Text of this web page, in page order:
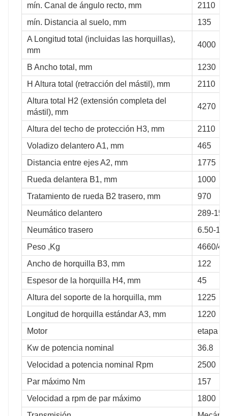
mín. Canal de ángulo recto, mm
2110
mín. Distancia al suelo, mm
135
A Longitud total (incluidas las horquillas),
mm
4000
B Ancho total, mm
1230
H Altura total (retracción del mástil), mm
2110
Altura total H2 (extensión completa del
mástil), mm
4270
Altura del techo de protección H3, mm
2110
Voladizo delantero A1, mm
465
Distancia entre ejes A2, mm
1775
Rueda delantera B1, mm
1000
Tratamiento de rueda B2 trasero, mm
970
Neumático delantero
289-15
Neumático trasero
6.50-10
Peso ,Kg
4660/
Ancho de horquilla B3, mm
122
Espesor de la horquilla H4, mm
45
Altura del soporte de la horquilla, mm
1225
Longitud de horquilla estándar A3, mm
1220
Motor
etapa
Kw de potencia nominal
36.8
Velocidad a potencia nominal Rpm
2500
Par máximo Nm
157
Velocidad a rpm de par máximo
1800